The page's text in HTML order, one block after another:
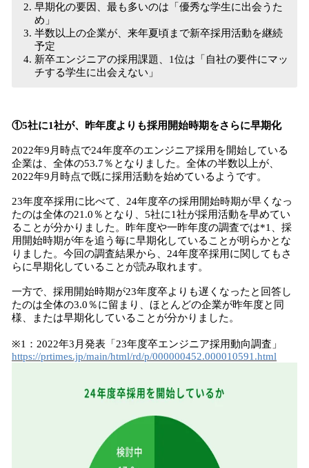
早期化の要因、最も多いのは「優秀な学生に出会うた
め」
半数以上の企業が、来年夏頃まで新卒採用活動を継続
予定
新卒エンジニアの採用課題、1位は「自社の要件にマッ
チする学生に出会えない」
①5社に1社が、昨年度よりも採用開始時期をさらに早期化
2022年9月時点で24年度卒のエンジニア採用を開始している
企業は、全体の53.7％となりました。全体の半数以上が、
2022年9月時点で既に採用活動を始めているようです。
23年度卒採用に比べて、24年度卒の採用開始時期が早くなっ
たのは全体の21.0％となり、5社に1社が採用活動を早めてい
ることが分かりました。昨年度や一昨年度の調査では*1、採
用開始時期が年を追う毎に早期化していることが明らかとな
りました。今回の調査結果から、24年度卒採用に関してもさ
らに早期化していることが読み取れます。
一方で、採用開始時期が23年度卒よりも遅くなったと回答し
たのは全体の3.0％に留まり、ほとんどの企業が昨年度と同
様、または早期化していることが分かりました。
※1：2022年3月発表「23年度卒エンジニア採用動向調査」
https://prtimes.jp/main/html/rd/p/000000452.000010591.html